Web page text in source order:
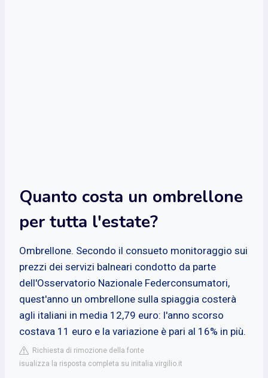
Quanto costa un ombrellone
per tutta l'estate?
Ombrellone. Secondo il consueto monitoraggio sui
prezzi dei servizi balneari condotto da parte
dell'Osservatorio Nazionale Federconsumatori,
quest'anno un ombrellone sulla spiaggia costerà
agli italiani in media 12,79 euro: l'anno scorso
costava 11 euro e la variazione è pari al 16% in più.
Richiesta di rimozione della fonte
isualizza la risposta completa su initalia.virgilio.it